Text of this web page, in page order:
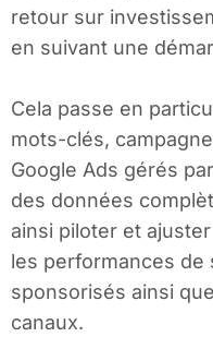
retour sur
en suivant une
Cela passe en
mots-clés,
Google Ads gérés
des données
ainsi piloter et
les performances de
sponsorisés ainsi
canaux.